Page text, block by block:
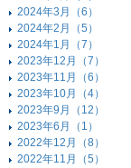
2024年3月（6）
2024年2月（5）
2024年1月（7）
2023年12月（7）
2023年11月（6）
2023年10月（4）
2023年9月（12）
2023年6月（1）
2022年12月（8）
2022年11月（5）